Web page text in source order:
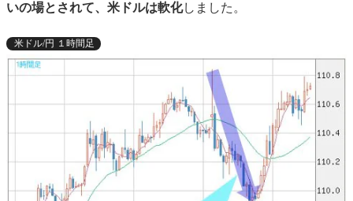
いの場とされて、米ドルは軟化しました。
米ドル/円 １時間足